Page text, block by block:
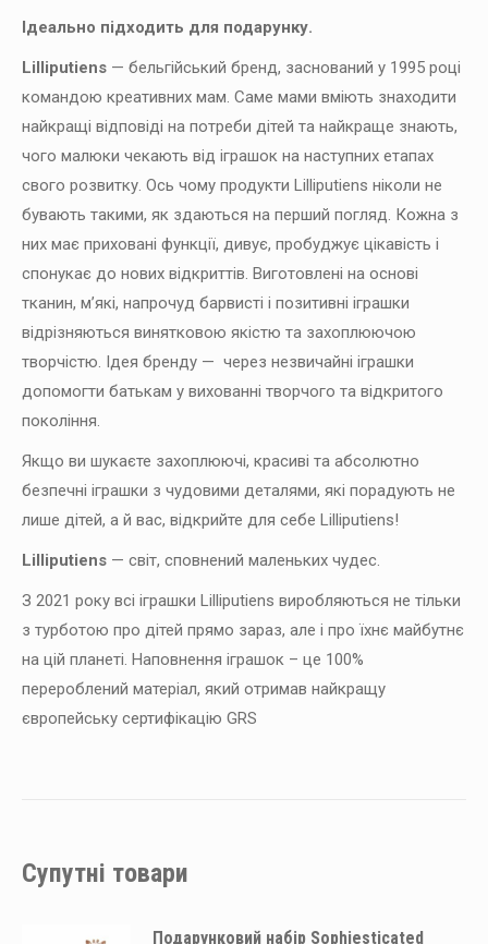
Ідеально підходить для подарунку.
Lilliputiens — бельгійський бренд, заснований у 1995 році
командою креативних мам. Саме мами вміють знаходити
найкращі відповіді на потреби дітей та найкраще знають,
чого малюки чекають від іграшок на наступних етапах
свого розвитку. Ось чому продукти Lilliputiens ніколи не
бувають такими, як здаються на перший погляд. Кожна з
них має приховані функції, дивує, пробуджує цікавість і
спонукає до нових відкриттів. Виготовлені на основі
тканин, м’які, напрочуд барвисті і позитивні іграшки
відрізняються винятковою якістю та захоплюючою
творчістю. Ідея бренду — через незвичайні іграшки
допомогти батькам у вихованні творчого та відкритого
покоління.
Якщо ви шукаєте захоплюючі, красиві та абсолютно
безпечні іграшки з чудовими деталями, які порадують не
лише дітей, а й вас, відкрийте для себе Lilliputiens!
Lilliputiens — світ, сповнений маленьких чудес.
З 2021 року всі іграшки Lilliputiens виробляються не тільки
з турботою про дітей прямо зараз, але і про їхнє майбутнє
на цій планеті. Наповнення іграшок – це 100%
перероблений матеріал, який отримав найкращу
європейську сертифікацію GRS
Супутні товари
Подарунковий набір Sophiesticated